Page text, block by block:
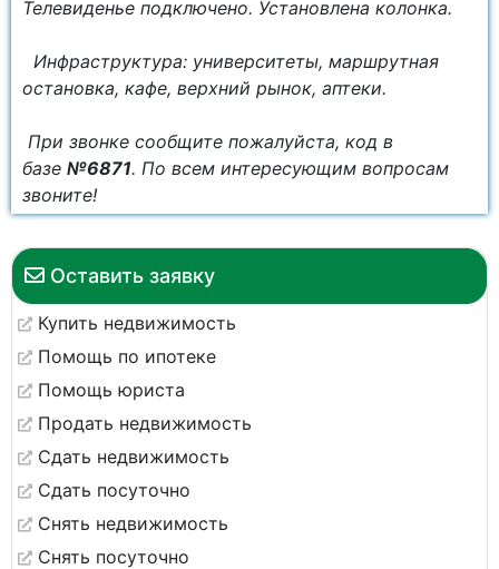
Оставить заявку
Купить недвижимость
Помощь по ипотеке
Помощь юриста
Продать недвижимость
Сдать недвижимость
Сдать посуточно
Снять недвижимость
Снять посуточно
Телевиденье подключено. Установлена колонка.
Инфраструктура: университеты, маршрутная
остановка, кафе, верхний рынок, аптеки.
При звонке сообщите пожалуйста, код в
базе №6871. По всем интересующим вопросам
звоните!